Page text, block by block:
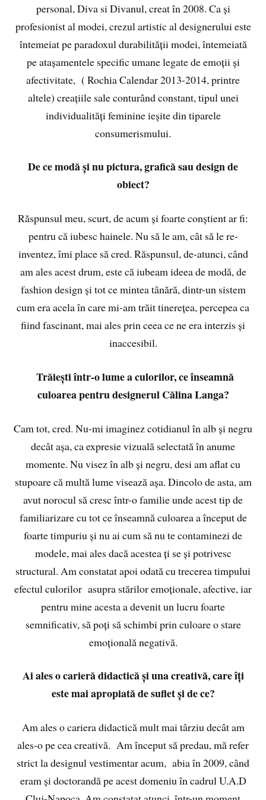
personal, Diva si Divanul, creat în 2008. Ca și
profesionist al modei, crezul artistic al designerului este
întemeiat pe paradoxul durabilității modei, întemeiată
pe atașamentele specific umane legate de emoții și
afectivitate, ( Rochia Calendar 2013-2014, printre
altele) creațiile sale conturând constant, tipul unei
individualități feminine ieșite din tiparele
consumerismului.
De ce modă și nu pictura, grafică sau design de
obiect?
Răspunsul meu, scurt, de acum și foarte conștient ar fi:
pentru că iubesc hainele. Nu să le am, cât să le re-
inventez, îmi place să cred. Răspunsul, de-atunci, când
am ales acest drum, este că iubeam ideea de modă, de
fashion design și tot ce mintea tânără, dintr-un sistem
cum era acela în care mi-am trăit tinerețea, percepea ca
fiind fascinant, mai ales prin ceea ce ne era interzis și
inaccesibil.
Trăiești într-o lume a culorilor, ce înseamnă
culoarea pentru designerul Călina Langa?
Cam tot, cred. Nu-mi imaginez cotidianul în alb și negru
decât așa, ca expresie vizuală selectată în anume
momente. Nu visez în alb și negru, desi am aflat cu
stupoare că multă lume visează așa. Dincolo de asta, am
avut norocul să cresc într-o familie unde acest tip de
familiarizare cu tot ce înseamnă culoarea a început de
foarte timpuriu și nu ai cum să nu te contaminezi de
modele, mai ales dacă acestea ți se și potrivesc
structural. Am constatat apoi odată cu trecerea timpului
efectul culorilor asupra stărilor emoționale, afective, iar
pentru mine acesta a devenit un lucru foarte
semnificativ, să poți să schimbi prin culoare o stare
emoțională negativă.
Ai ales o carieră didactică și una creativă, care îți
este mai apropiată de suflet și de ce?
Am ales o cariera didactică mult mai târziu decât am
ales-o pe cea creativă. Am început să predau, mă refer
strict la designul vestimentar acum, abia în 2009, când
eram și doctorandă pe acest domeniu în cadrul U.A.D